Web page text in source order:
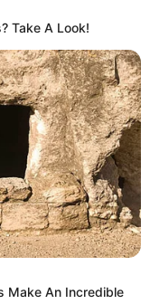
Take A Look!
Make An Incredible